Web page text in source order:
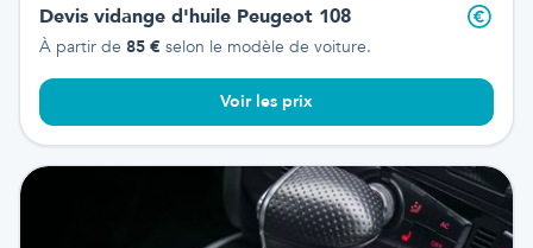
Devis vidange d'huile Peugeot 108
À partir de 85 € selon le modèle de voiture.
Voir les prix